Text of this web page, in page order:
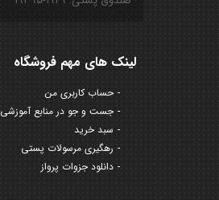
لینک های مهم فروشگاه
حساب کاربری من
جست و جو در منابع آموزشی
سبد خرید
رهگیری مرسولات پستی
دانلود جزوات پرواز